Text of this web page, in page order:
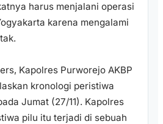
harus menjalani operasi
karena mengalami
Kapolres Purworejo AKBP
kronologi peristiwa
Jumat (27/11). Kapolres
pilu itu terjadi di sebuah